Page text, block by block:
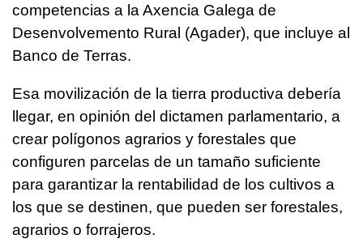
competencias a la Axencia Galega de
Desenvolvemento Rural (Agader), que incluye al
Banco de Terras.
Esa movilización de la tierra productiva debería
llegar, en opinión del dictamen parlamentario, a
crear polígonos agrarios y forestales que
configuren parcelas de un tamaño suficiente
para garantizar la rentabilidad de los cultivos a
los que se destinen, que pueden ser forestales,
agrarios o forrajeros.